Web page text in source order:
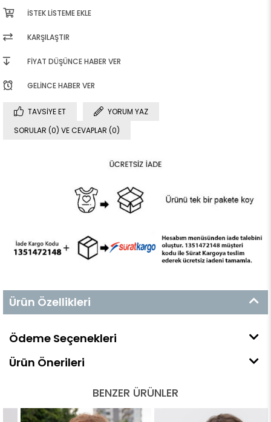
İSTEK LISTEME EKLE
KARŞILAŞTIR
FIYAT DÜŞÜNCE HABER VER
GELINCE HABER VER
TAVSIYE ET
YORUM YAZ
SORULAR (0) VE CEVAPLAR (0)
Ürün Özellikleri
Ödeme Seçenekleri
Ürün Önerileri
BENZER ÜRÜNLER